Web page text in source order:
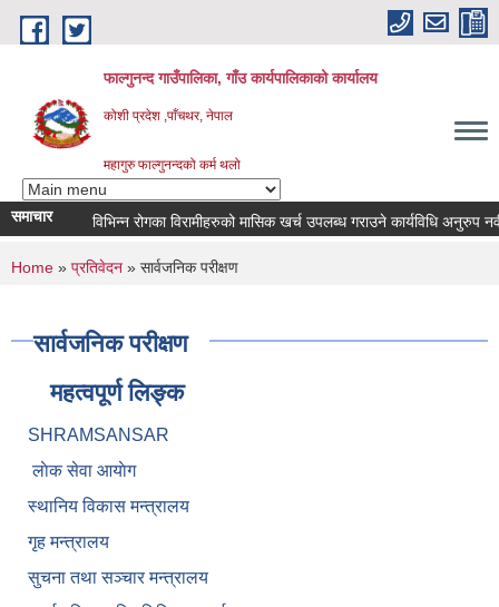
Skip to main content
फाल्गुनन्द गाउँपालिका, गाँउ कार्यपालिकाको कार्यालय
कोशी प्रदेश ,पाँचथर, नेपाल
महागुरु फाल्गुनन्दको कर्म थलो
समाचार विभिन्न रोगका विरामीहरुको मासिक खर्च उपलब्ध गराउने कार्यविधि अनुरुप
You are here
Home » प्रतिवेदन » सार्वजनिक परीक्षण
सार्वजनिक परीक्षण
महत्वपूर्ण लिङ्क
SHRAMSANSAR
लाेक सेवा आयाेग
स्थानिय विकास मन्त्रालय
गृह मन्त्रालय
सुचना तथा सञ्चार मन्त्रालय